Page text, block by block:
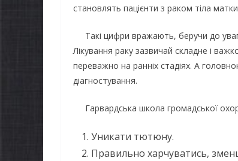
становлять пацієнти з раком тіла
Такі цифри вражають, беручи до
Лікування раку зазвичай складне і
переважно на ранніх стадіях. А
діагностування.
Гарвардська школа громадської
Уникати тютюну.
Правильно харчуватись,